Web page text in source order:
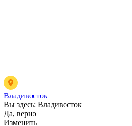
Владивосток
Вы здесь: Владивосток
Да, верно
Изменить